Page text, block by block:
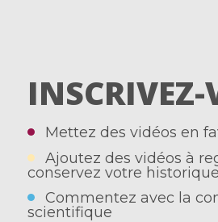
INSCRIVEZ-
Mettez des vidéos en
Ajoutez des vidéos à
conservez votre
Commentez avec la
scientifique